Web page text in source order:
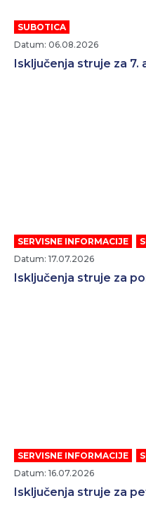
SUBOTICA
Datum: 06.08.2026
Isključenja struje za 7.
SERVISNE INFORMACIJE
Datum: 17.07.2026
Isključenja struje za
SERVISNE INFORMACIJE
Datum: 16.07.2026
Isključenja struje za